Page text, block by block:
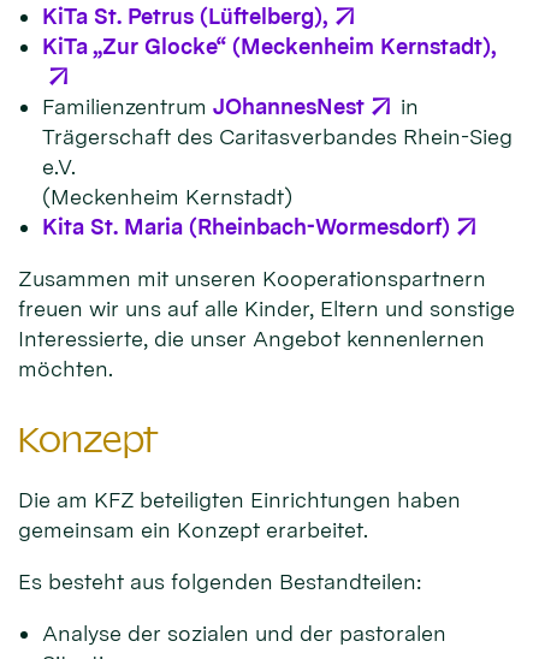
KiTa St. Petrus (Lüftelberg),
KiTa „Zur Glocke“ (Meckenheim Kernstadt),
Familienzentrum JOhannesNest
in
Trägerschaft des Caritasverbandes Rhein-Sieg
e.V.
(Meckenheim Kernstadt)
Kita St. Maria (Rheinbach-Wormesdorf)
Zusammen mit unseren Kooperationspartnern
freuen wir uns auf alle Kinder, Eltern und sonstige
Interessierte, die unser Angebot kennenlernen
möchten.
Konzept
Die am KFZ beteiligten Einrichtungen haben
gemeinsam ein Konzept erarbeitet.
Es besteht aus folgenden Bestandteilen:
Analyse der sozialen und der pastoralen